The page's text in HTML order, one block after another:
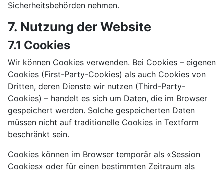
Sicherheitsbehörden nehmen.
7. Nutzung der Website
7.1 Cookies
Wir können Cookies verwenden. Bei Cookies – eigenen
Cookies (First-Party-Cookies) als auch Cookies von
Dritten, deren Dienste wir nutzen (Third-Party-
Cookies) – handelt es sich um Daten, die im Browser
gespeichert werden. Solche gespeicherten Daten
müssen nicht auf traditionelle Cookies in Textform
beschränkt sein.
Cookies können im Browser temporär als «Session
Cookies» oder für einen bestimmten Zeitraum als